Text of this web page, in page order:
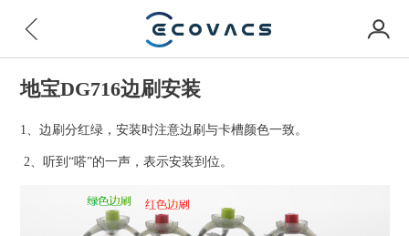
地宝DG716边刷安装
1、边刷分红绿，安装时注意边刷与卡槽颜色一致。
2、听到“嗒”的一声，表示安装到位。